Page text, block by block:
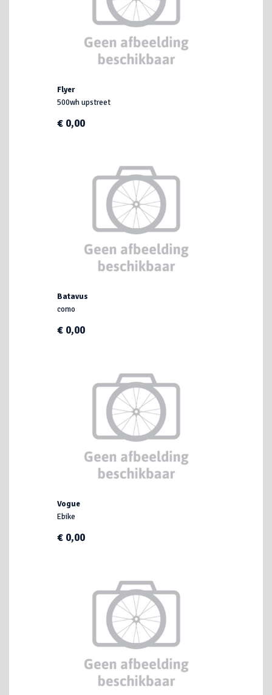
Flyer
500wh upstreet
€ 0,00
Batavus
como
€ 0,00
Vogue
Ebike
€ 0,00